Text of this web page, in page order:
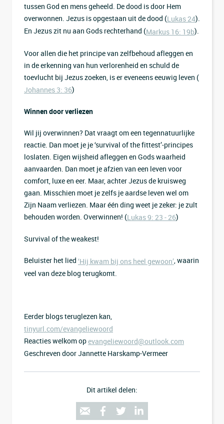
tussen God en mens geheeld. De dood is door Hem
overwonnen. Jezus is opgestaan uit de dood (Lukas 24).
En Jezus zit nu aan Gods rechterhand (Markus 16: 19b).
Voor allen die het principe van zelfbehoud afleggen en
in de erkenning van hun verlorenheid en schuld de
toevlucht bij Jezus zoeken, is er eveneens eeuwig leven (
Johannes 3: 36)
Winnen door verliezen
Wil jij overwinnen? Dat vraagt om een tegennatuurlijke
reactie. Dan moet je je ‘survival of the fittest’-principes
loslaten. Eigen wijsheid afleggen en Gods waarheid
aanvaarden. Dan moet je afzien van een leven voor
comfort, luxe en eer. Maar, achter Jezus de kruisweg
gaan. Misschien moet je zelfs je aardse leven wel om
Zijn Naam verliezen. Maar één ding weet je zeker: je zult
behouden worden. Overwinnen! (Lukas 9: 23 - 26)
Survival of the weakest!
Beluister het lied ‘Hij kwam bij ons heel gewoon’, waarin
veel van deze blog terugkomt.
Eerder blogs teruglezen kan,
tinyurl.com/evangeliewoord
Reacties welkom opevangeliewoord@outlook.com
Geschreven door Jannette Harskamp-Vermeer
Dit artikel delen: